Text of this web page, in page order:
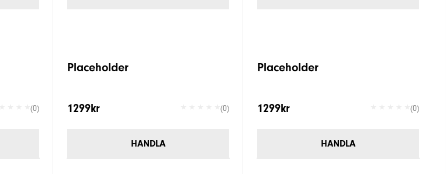
(0)
Placeholder
1299kr (0)
HANDLA
Placeholder
1299kr (0)
HANDLA